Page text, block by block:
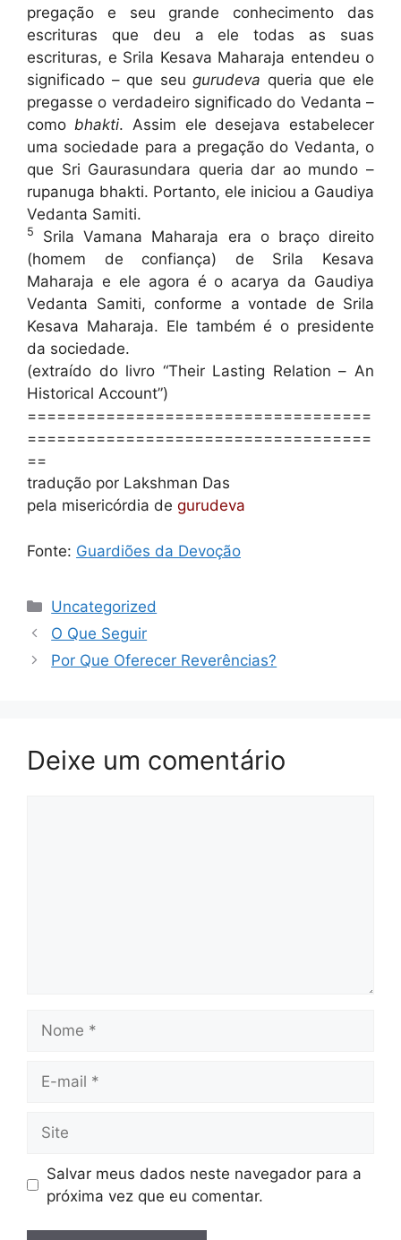
pregação e seu grande conhecimento das
escrituras que deu a ele todas as suas
escrituras, e Srila Kesava Maharaja entendeu o
significado – que seu gurudeva queria que ele
pregasse o verdadeiro significado do Vedanta –
como bhakti. Assim ele desejava estabelecer
uma sociedade para a pregação do Vedanta, o
que Sri Gaurasundara queria dar ao mundo –
rupanuga bhakti. Portanto, ele iniciou a Gaudiya
Vedanta Samiti.
5
Srila Vamana Maharaja era o braço direito
(homem de confiança) de Srila Kesava
Maharaja e ele agora é o acarya da Gaudiya
Vedanta Samiti, conforme a vontade de Srila
Kesava Maharaja. Ele também é o presidente
da sociedade.
(extraído do livro “Their Lasting Relation – An
Historical Account”)
===================================
===================================
==
tradução por Lakshman Das
pela misericórdia de gurudeva
Fonte: Guardiões da Devoção
Categorias
Uncategorized
O Que Seguir
Por Que Oferecer Reverências?
Deixe um comentário
mail
Salvar meus dados neste navegador para a
próxima vez que eu comentar.